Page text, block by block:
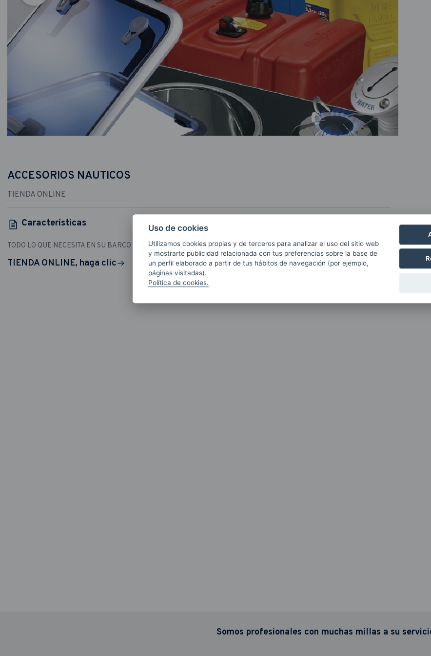
ACCESORIOS NAUTICOS
TIENDA ONLINE
Características
TODO LO QUE NECESITA EN SU BARCO
TIENDA ONLINE, haga clic
Somos profesionales con muchas millas a su
Uso de cookies
Utilizamos cookies propias y de terceros para analizar el uso del sitio web
y mostrarte publicidad relacionada con tus preferencias sobre la base de
un perfil elaborado a partir de tus hábitos de navegación (por ejemplo,
páginas visitadas).
Política de cookies.